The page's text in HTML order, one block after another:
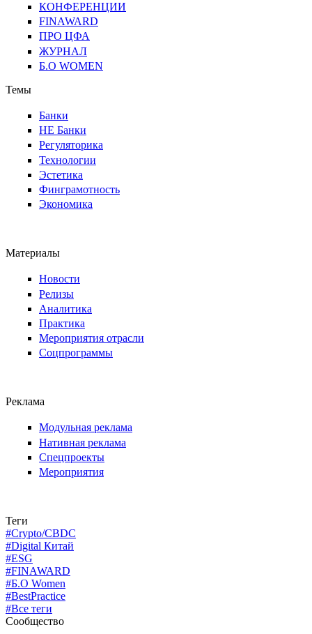
КОНФЕРЕНЦИИ
FINAWARD
ПРО ЦФА
ЖУРНАЛ
Б.О WOMEN
Темы
Банки
НЕ Банки
Регуляторика
Технологии
Эстетика
Финграмотность
Экономика
Материалы
Новости
Релизы
Аналитика
Практика
Мероприятия отрасли
Соцпрограммы
Реклама
Модульная реклама
Нативная реклама
Спецпроекты
Мероприятия
Теги
#Crypto/CBDC
#Digital Китай
#ESG
#FINAWARD
#Б.О Women
#BestPractice
#Все теги
Сообщество